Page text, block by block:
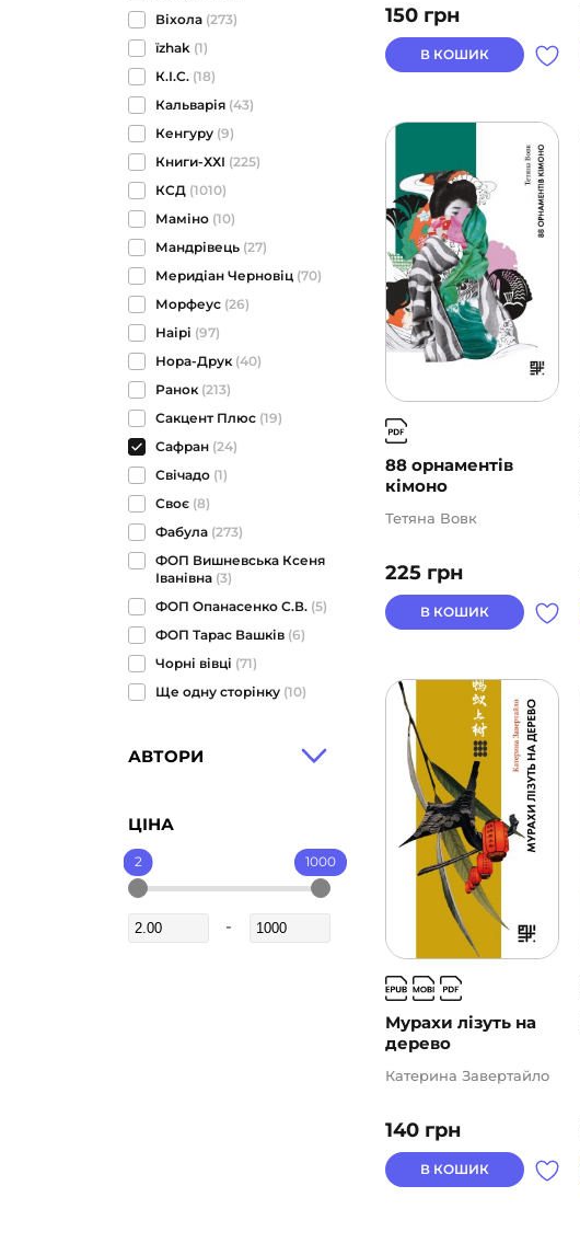
Віхола (273)
їzhak (1)
К.І.С. (18)
Кальварія (43)
Кенгуру (9)
Книги-ХХІ (225)
КСД (1010)
Маміно (10)
Мандрівець (27)
Меридіан Черновіц (70)
Морфеус (26)
Наірі (97)
Нора-Друк (40)
Ранок (213)
Сакцент Плюс (19)
Сафран (24)
Свічадо (1)
Своє (8)
Фабула (273)
ФОП Вишневська Ксеня
Іванівна (3)
ФОП Опанасенко С.В. (5)
ФОП Тарас Вашків (6)
Чорні вівці (71)
Ще одну сторінку (10)
АВТОРИ
ЦІНА
2 1000
150 грн
В КОШИК
88 орнаментів
кімоно
225 грн
Тетяна Вовк
В КОШИК
Мурахи лізуть на
дерево
140 грн
Катерина Завертайло
В КОШИК